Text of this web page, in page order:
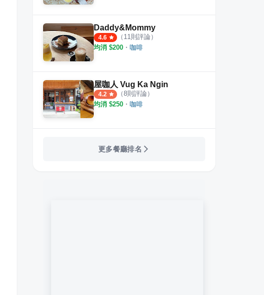
Daddy&Mommy
4.6 （ 11則評論）
均消 $200 ・ 咖啡
屋咖人 Vug Ka Ngin
4.2 （8則評論）
均消 $250 ・ 咖啡
更多餐廳排名